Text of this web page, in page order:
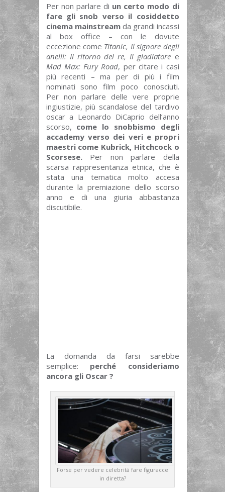
Per non parlare di un certo modo di
fare gli snob verso il cosiddetto
cinema mainstreamda grandi incassi
al box office – con le dovute
eccezione come Titanic, Il signore degli
anelli: Il ritorno del re, Il gladiatore e
Mad Max: Fury Road, per citare i casi
più recenti – ma per di più i film
nominati sono film poco conosciuti.
Per non parlare delle vere proprie
ingiustizie, più scandalose del tardivo
oscar a Leonardo DiCaprio dell’anno
scorso, come lo snobbismo degli
accademy verso dei veri e propri
maestri come Kubrick, Hitchcock o
Scorsese.Per non parlare della
scarsa rappresentanza etnica, che è
stata una tematica molto accesa
durante la premiazione dello scorso
anno e di una giuria abbastanza
discutibile.
La domanda da farsi sarebbe
semplice: perché consideriamo
ancora gli Oscar ?
Forse per vedere celebrità fare figuracce
in diretta?